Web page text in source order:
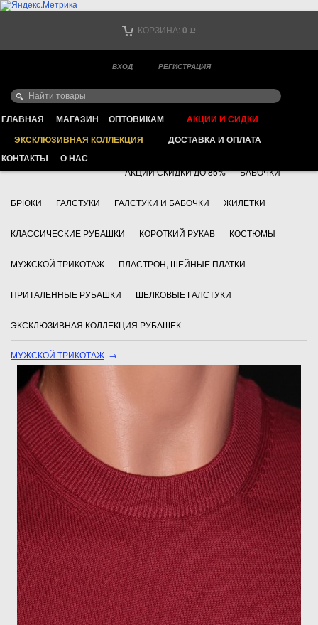
КОРЗИНА: 0 Р
ВХОД РЕГИСТРАЦИЯ
ГЛАВНАЯ МАГАЗИН ОПТОВИКАМ
АКЦИИ И СИДКИ
ЭКСКЛЮЗИВНАЯ КОЛЛЕКЦИЯ
ДОСТАВКА И ОПЛАТА
КОНТАКТЫ
О НАС
Ваш город -
ИНТЕРНЕТ МАГАЗИН КЛАССИЧЕСКОЙ МУЖСКОЙ ОДЕЖДЫ
+7 495 783 69 17 АКСЕССУАРЫ
АКЦИИ СКИДКИ ДО 85% БАБОЧКИ
БРЮКИ ГАЛСТУКИ ГАЛСТУКИ И БАБОЧКИ ЖИЛЕТКИ
КЛАССИЧЕСКИЕ РУБАШКИ КОРОТКИЙ РУКАВ КОСТЮМЫ
МУЖСКОЙ ТРИКОТАЖ ПЛАСТРОН, ШЕЙНЫЕ ПЛАТКИ
ПРИТАЛЕННЫЕ РУБАШКИ ШЕЛКОВЫЕ ГАЛСТУКИ
ЭКСКЛЮЗИВНАЯ КОЛЛЕКЦИЯ РУБАШЕК
МУЖСКОЙ ТРИКОТАЖ →